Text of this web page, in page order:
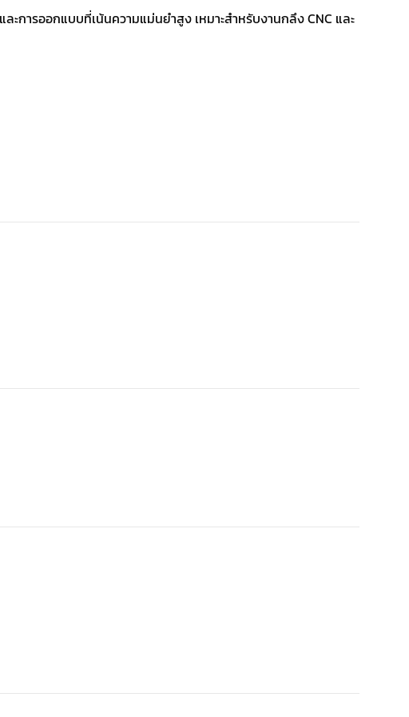
การออกแบบที่เน้นความแม่นยำสูง เหมาะสำหรับงานกลึง CNC และ